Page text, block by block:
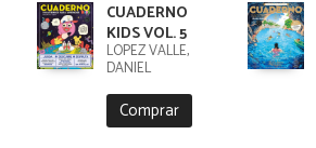
CUADERNO
KIDS VOL. 5
LÓPEZ VALLE,
DANIEL
Comprar